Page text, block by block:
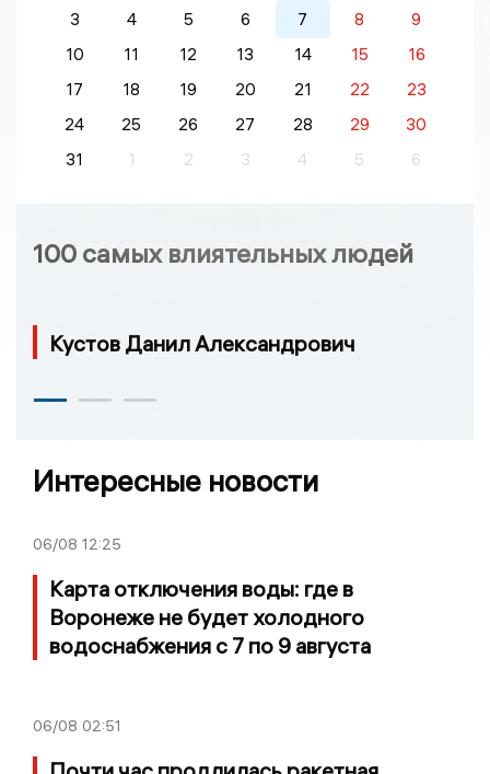
3 4 5 6 7 8
9
10
11 12 13 14 15
16
17
18 19 20 21 22
23
24
25 26 27 28 29
30
31
1 2 3 4 5 6
100 самых влиятельных людей
Кустов Данил Александрович
Интересные новости
06/08 12:25
Карта отключения воды: где в
Воронеже не будет холодного
водоснабжения с 7 по 9 августа
06/08 02:51